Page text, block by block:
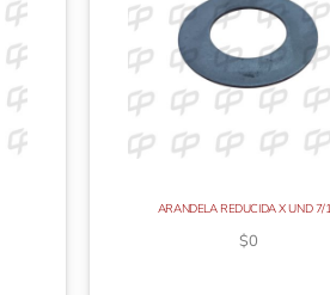
ARANDELA REDUCIDA X UND 7/
$0